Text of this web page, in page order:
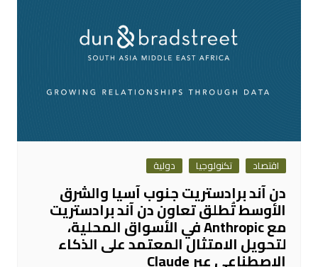
اقتصاد تكنولوجيا دولية
دن آند برادستريت جنوب آسيا والشرق
الأوسط تُطلق تعاون دن آند برادستريت
مع Anthropic في الأسواق المحلية،
لتحويل الامتثال المعتمد على الذكاء
الاصطناعي عبر Claude